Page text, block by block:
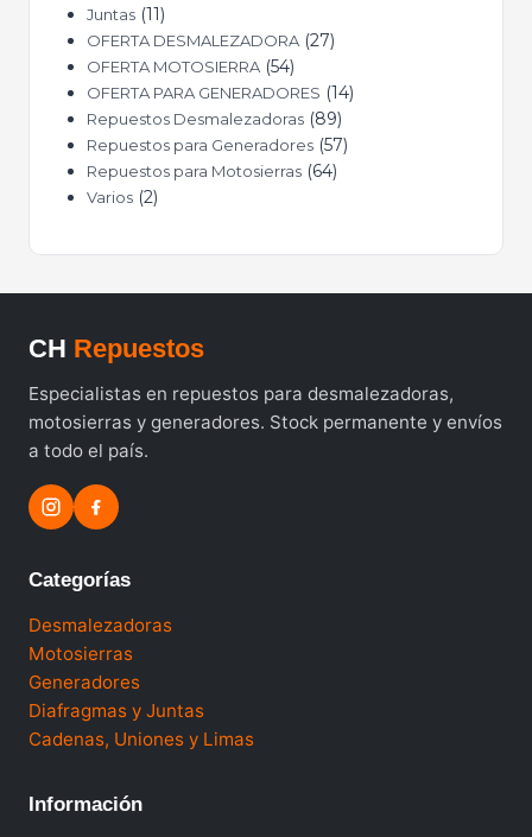
Juntas 11
OFERTA DESMALEZADORA 27
OFERTA MOTOSIERRA 54
OFERTA PARA GENERADORES 14
Repuestos Desmalezadoras 89
Repuestos para Generadores 57
Repuestos para Motosierras 64
Varios 2
CH Repuestos
Especialistas en repuestos para desmalezadoras,
motosierras y generadores. Stock permanente y envíos
a todo el país.
Categorías
Desmalezadoras
Motosierras
Generadores
Diafragmas y Juntas
Cadenas, Uniones y Limas
Información